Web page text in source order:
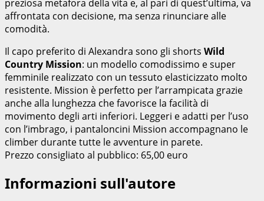
preziosa metafora della vita e, al pari di quest’ultima, va
affrontata con decisione, ma senza rinunciare alle
comodità.
Il capo preferito di Alexandra sono gli shorts Wild
Country Mission: un modello comodissimo e super
femminile realizzato con un tessuto elasticizzato molto
resistente. Mission è perfetto per l’arrampicata grazie
anche alla lunghezza che favorisce la facilità di
movimento degli arti inferiori. Leggeri e adatti per l’uso
con l’imbrago, i pantaloncini Mission accompagnano le
climber durante tutte le avventure in parete.
Prezzo consigliato al pubblico: 65,00 euro
Informazioni sull'autore